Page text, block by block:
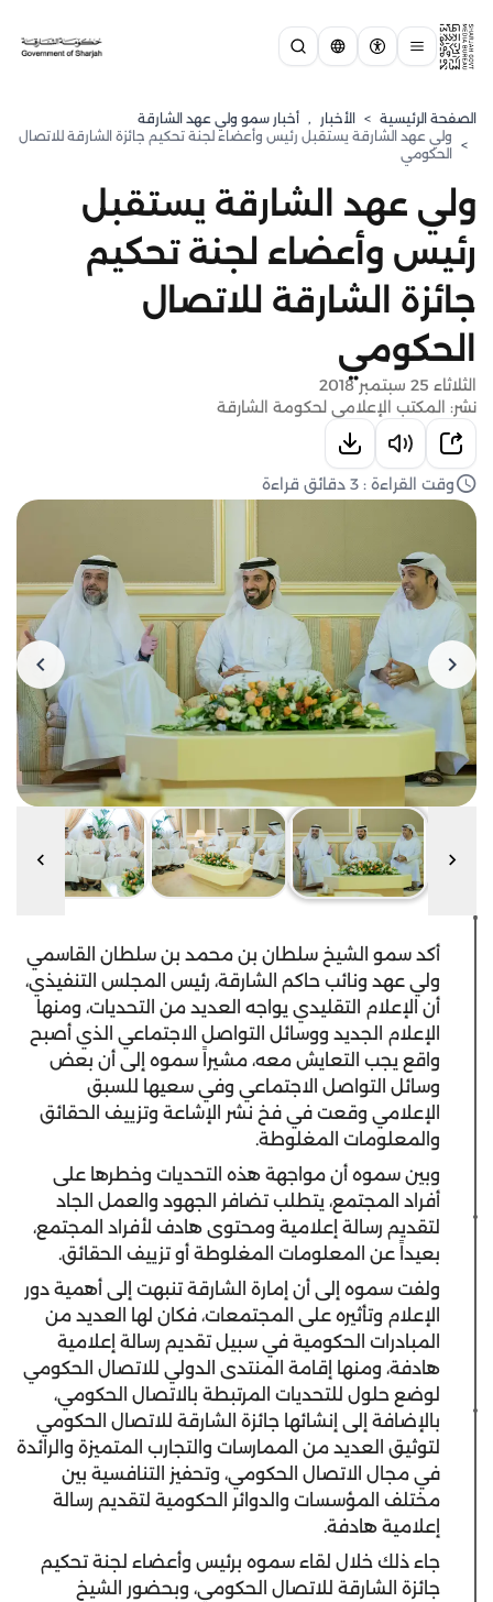
الصفحة الرئيسية > الأخبار , ⁠أخبار سمو ولي عهد الشارقة
>
ولي عهد الشارقة يستقبل رئيس وأعضاء لجنة تحكيم جائزة الشارقة للاتصال
الحكومي
ولي عهد الشارقة يستقبل
رئيس وأعضاء لجنة تحكيم
جائزة الشارقة للاتصال
الحكومي
الثلاثاء 25 سبتمبر 2018
نشر: المكتب الإعلامي لحكومة الشارقة
وقت القراءة : 3 دقائق قراءة
أكد سمو الشيخ سلطان بن محمد بن سلطان القاسمي
ولي عهد ونائب حاكم الشارقة، رئيس المجلس التنفيذي،
أن الإعلام التقليدي يواجه العديد من التحديات، ومنها
الإعلام الجديد ووسائل التواصل الاجتماعي الذي أصبح
واقع يجب التعايش معه، مشيراً سموه إلى أن بعض
وسائل التواصل الاجتماعي وفي سعيها للسبق
الإعلامي وقعت في فخ نشر الإشاعة وتزييف الحقائق
والمعلومات المغلوطة.
وبين سموه أن مواجهة هذه التحديات وخطرها على
أفراد المجتمع، يتطلب تضافر الجهود والعمل الجاد
لتقديم رسالة إعلامية ومحتوى هادف لأفراد المجتمع،
بعيداً عن المعلومات المغلوطة أو تزييف الحقائق.
ولفت سموه إلى أن إمارة الشارقة تنبهت إلى أهمية دور
الإعلام وتأثيره على المجتمعات، فكان لها العديد من
المبادرات الحكومية في سبيل تقديم رسالة إعلامية
هادفة، ومنها إقامة المنتدى الدولي للاتصال الحكومي
لوضع حلول للتحديات المرتبطة بالاتصال الحكومي،
بالإضافة إلى إنشائها جائزة الشارقة للاتصال الحكومي
لتوثيق العديد من الممارسات والتجارب المتميزة والرائدة
في مجال الاتصال الحكومي، وتحفيز التنافسية بين
مختلف المؤسسات والدوائر الحكومية لتقديم رسالة
إعلامية هادفة.
جاء ذلك خلال لقاء سموه برئيس وأعضاء لجنة تحكيم
جائزة الشارقة للاتصال الحكومي، وبحضور الشيخ